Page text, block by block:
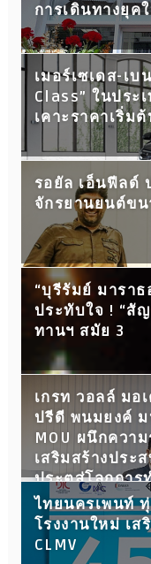
การเดินทางยุค
เมอร์เซเดส-เบ
Class” ในประ
เคาะราคาเริ่ม
รอยัล เอ็นฟีลด์
จักรยานยนต์ขน
“บุรีรัมย์ มารา
ประทับใจ ! “สั
ทานฯ สมัย 3
เกรท วอลล์ มอ
ปรีดี พนมยงค์
MOU ผนึกควา
เสริมสร้างประ
ประตูสู่โลกการ
ไทยนครเพนท์
โรงงานใหม่ เ
CLMV